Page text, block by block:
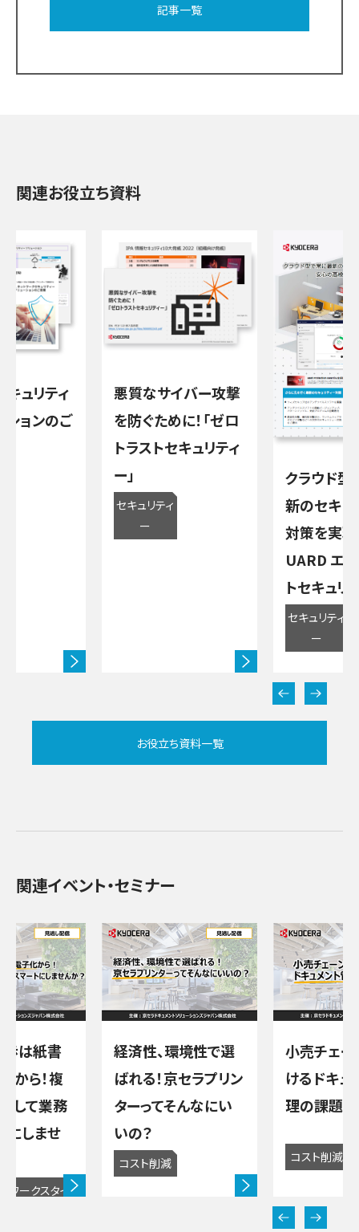
記事一覧
関連お役立ち資料
キュリティ
ションのご
悪質なサイバー攻撃
を防ぐために！「ゼロ
トラストセキュリティ
ー」
セキュリティ
ー
クラウド型
新のセキュ
対策を実現
UARD エ
トセキュリ
セキュリティ
ー
お役立ち資料一覧
関連イベント・セミナー
は紙書
から！複
して業務
にしませ
ワークスタイ
経済性、環境性で選
ばれる！京セラプリン
ターってそんなにい
いの？
コスト削減
小売チェー
けるドキュ
理の課題
コスト削減